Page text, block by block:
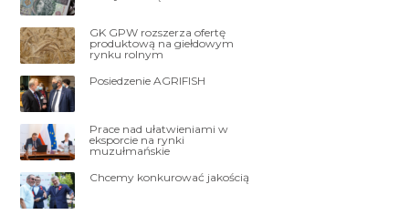
GK GPW rozszerza ofertę
produktową na giełdowym
rynku rolnym
Posiedzenie AGRIFISH
Prace nad ułatwieniami w
eksporcie na rynki
muzułmańskie
Chcemy konkurować jakością